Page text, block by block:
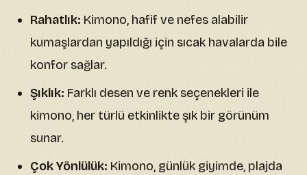
Rahatlık: Kimono, hafif ve nefes alabilir
kumaşlardan yapıldığı için sıcak havalarda bile
konfor sağlar.
Şıklık: Farklı desen ve renk seçenekleri ile
kimono, her türlü etkinlikte şık bir görünüm
sunar.
Çok Yönlülük: Kimono, günlük giyimde, plajda